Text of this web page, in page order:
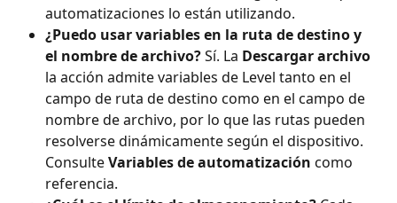
automatizaciones lo están utilizando.
¿Puedo usar variables en la ruta de destino y
el nombre de archivo? Sí. La Descargar archivo
la acción admite variables de Level tanto en el
campo de ruta de destino como en el campo de
nombre de archivo, por lo que las rutas pueden
resolverse dinámicamente según el dispositivo.
Consulte Variables de automatización como
referencia.